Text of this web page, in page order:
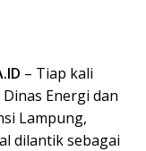
– Tiap kali
Energi dan
Lampung,
dilantik sebagai